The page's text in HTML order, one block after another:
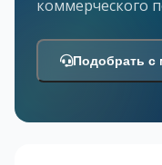
коммерческого
Подобрать с